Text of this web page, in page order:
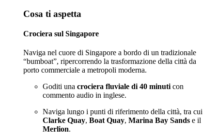
Cosa ti aspetta
Crociera sul Singapore
Naviga nel cuore di Singapore a bordo di un tradizionale
“bumboat”, ripercorrendo la trasformazione della città da
porto commerciale a metropoli moderna.
Goditi una crociera fluviale di 40 minuti con
commento audio in inglese.
Naviga lungo i punti di riferimento della città, tra cui
Clarke Quay, Boat Quay, Marina Bay Sands e il
Merlion.